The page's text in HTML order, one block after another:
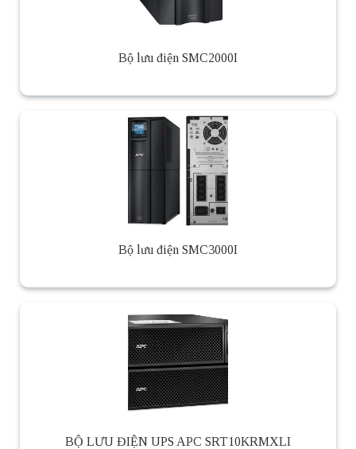
Bộ lưu điện SMC2000I
Bộ lưu điện SMC3000I
BỘ LƯU ĐIỆN UPS APC SRT10KRMXLI